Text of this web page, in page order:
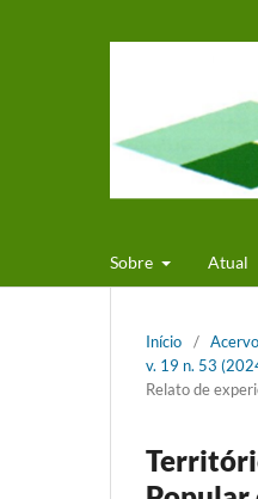
Sobre Atual
Início / Acervo
v. 19 n. 53
Relato de